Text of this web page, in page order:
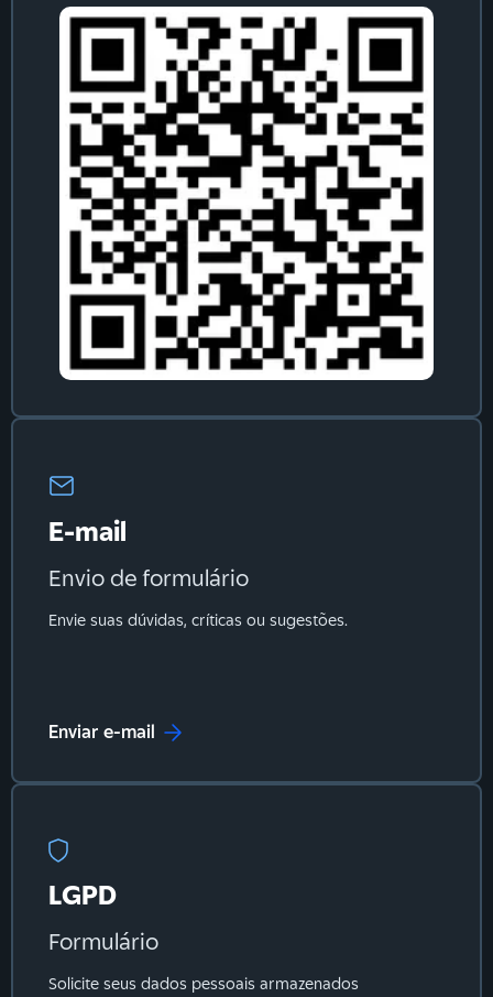
E-mail
Envio de formulário
Envie suas dúvidas, críticas ou sugestões.
Enviar e-mail
LGPD
Formulário
Solicite seus dados pessoais armazenados